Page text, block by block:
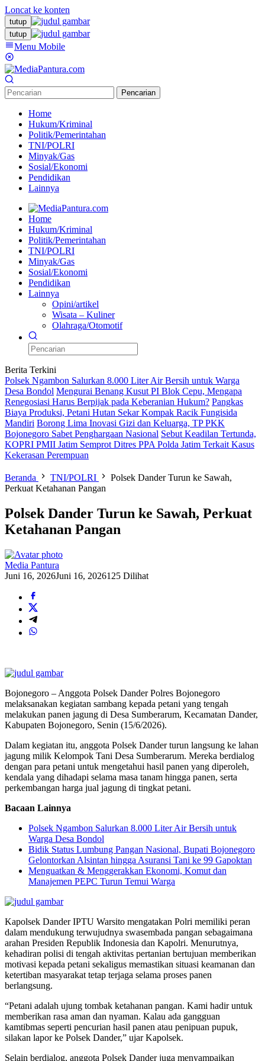
Loncat ke konten
tutup
tutup
Menu Mobile
Pencarian
Home
Hukum/Kriminal
Politik/Pemerintahan
TNI/POLRI
Minyak/Gas
Sosial/Ekonomi
Pendidikan
Lainnya
Home
Hukum/Kriminal
Politik/Pemerintahan
TNI/POLRI
Minyak/Gas
Sosial/Ekonomi
Pendidikan
Lainnya
Opini/artikel
Wisata – Kuliner
Olahraga/Otomotif
Berita Terkini
Polsek Ngambon Salurkan 8.000 Liter Air Bersih untuk Warga
Desa Bondol Mengurai Benang Kusut PI Blok Cepu, Mengapa
Renegosiasi Harus Berpijak pada Keberanian Hukum? Pangkas
Biaya Produksi, Petani Hutan Sekar Kompak Racik Fungisida
Mandiri Borong Lima Inovasi Gizi dan Keluarga, TP PKK
Bojonegoro Sabet Penghargaan Nasional Sebut Keadilan Tertunda,
KOPRI PMII Jatim Semprot Ditres PPA Polda Jatim Terkait Kasus
Kekerasan Perempuan
Beranda TNI/POLRI
Polsek Dander Turun ke Sawah,
Perkuat Ketahanan Pangan
Polsek Dander Turun ke Sawah, Perkuat
Ketahanan Pangan
Media Pantura
Juni 16, 2026Juni 16, 2026125 Dilihat
Bojonegoro – Anggota Polsek Dander Polres Bojonegoro
melaksanakan kegiatan sambang kepada petani yang tengah
melakukan panen jagung di Desa Sumberarum, Kecamatan Dander,
Kabupaten Bojonegoro, Senin (15/6/2026).
Dalam kegiatan itu, anggota Polsek Dander turun langsung ke lahan
jagung milik Kelompok Tani Desa Sumberarum. Mereka berdialog
dengan para petani untuk mengetahui hasil panen yang diperoleh,
kendala yang dihadapi selama masa tanam hingga panen, serta
perkembangan harga jual jagung di tingkat petani.
Bacaan Lainnya
Polsek Ngambon Salurkan 8.000 Liter Air Bersih untuk
Warga Desa Bondol
Bidik Status Lumbung Pangan Nasional, Bupati Bojonegoro
Gelontorkan Alsintan hingga Asuransi Tani ke 99 Gapoktan
Menguatkan & Menggerakkan Ekonomi, Komut dan
Manajemen PEPC Turun Temui Warga
Kapolsek Dander IPTU Warsito mengatakan Polri memiliki peran
dalam mendukung terwujudnya swasembada pangan sebagaimana
arahan Presiden Republik Indonesia dan Kapolri. Menurutnya,
kehadiran polisi di tengah aktivitas pertanian bertujuan memberikan
motivasi kepada petani sekaligus memastikan situasi keamanan dan
ketertiban masyarakat tetap terjaga selama proses panen
berlangsung.
“Petani adalah ujung tombak ketahanan pangan. Kami hadir untuk
memberikan rasa aman dan nyaman. Kalau ada gangguan
kamtibmas seperti pencurian hasil panen atau penipuan pupuk,
silakan lapor ke Polsek Dander,” ujar Kapolsek.
Selain berdialog, anggota Polsek Dander juga menyampaikan